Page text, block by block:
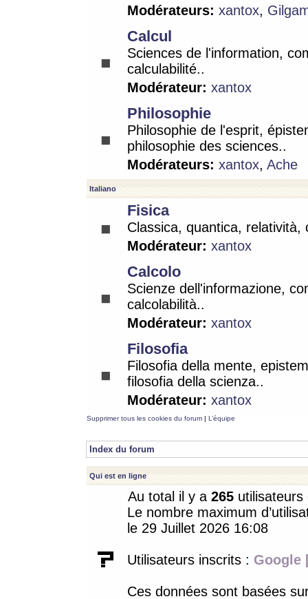
Modérateurs: xantox,
Calcul
Sciences de l'information,
calculabilité..
Modérateur: xantox
Philosophie
Philosophie de l'esprit,
philosophie des sciences..
Modérateurs: xantox, Ache
Italiano
Fisica
Classica, quantica, relatività,
Modérateur: xantox
Calcolo
Scienze dell'informazione,
calcolabilità..
Modérateur: xantox
Filosofia
Filosofia della mente,
filosofia della scienza..
Modérateur: xantox
Supprimer tous les cookies du forum | L’équipe
Index du forum
Qui est en ligne
Au total il y a 265
Le nombre maximum
le 29 Juillet 2026 16:08
Utilisateurs inscrits : Google
Ces données sont basées